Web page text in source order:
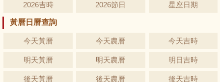
2026吉時 2026節日 星座日期
黃曆日曆查詢
今天黃曆 今天農曆 今天吉時
明天黃曆 明天農曆 明日吉時
後天黃曆 後天農曆 後天吉時